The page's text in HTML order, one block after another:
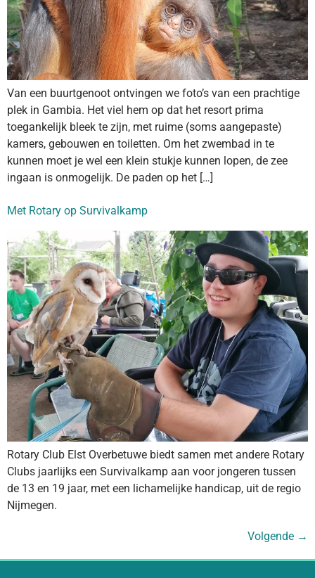
Van een buurtgenoot ontvingen we foto’s van een prachtige
plek in Gambia. Het viel hem op dat het resort prima
toegankelijk bleek te zijn, met ruime (soms aangepaste)
kamers, gebouwen en toiletten. Om het zwembad in te
kunnen moet je wel een klein stukje kunnen lopen, de zee
ingaan is onmogelijk. De paden op het […]
Met Rotary op Survivalkamp
Rotary Club Elst Overbetuwe biedt samen met andere Rotary
Clubs jaarlijks een Survivalkamp aan voor jongeren tussen
de 13 en 19 jaar, met een lichamelijke handicap, uit de regio
Nijmegen.
Volgende →